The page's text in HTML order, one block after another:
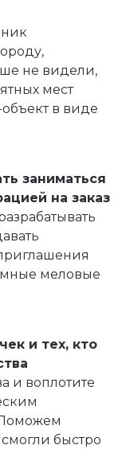
не видели,
мест
в виде
заниматься
на заказ
меловые
и тех, кто
и воплотите
быстро